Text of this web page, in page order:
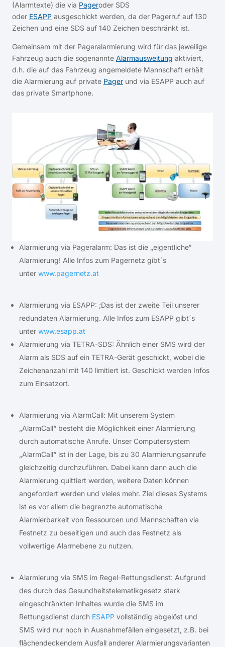
(Alarmtexte) die via Pageroder SDS
oder ESAPP ausgeschickt werden, da der Pagerruf auf 130
Zeichen und eine SDS auf 140 Zeichen beschränkt ist.
Gemeinsam mit der Pageralarmierung wird für das jeweilige
Fahrzeug auch die sogenannte Alarmausweitung aktiviert,
d.h. die auf das Fahrzeug angemeldete Mannschaft erhält
die Alarmierung auf private Pager und via ESAPP auch auf
das private Smartphone.
Alarmierung via Pageralarm: Das ist die „eigentliche“
Alarmierung! Alle Infos zum Pagernetz gibt´s
unter www.pagernetz.at
Alarmierung via ESAPP: ;Das ist der zweite Teil unserer
redundaten Alarmierung. Alle Infos zum ESAPP gibt´s
unter www.esapp.at
Alarmierung via TETRA-SDS: Ähnlich einer SMS wird der
Alarm als SDS auf ein TETRA-Gerät geschickt, wobei die
Zeichenanzahl mit 140 limitiert ist. Geschickt werden Infos
zum Einsatzort.
Alarmierung via AlarmCall: Mit unserem System
„AlarmCall“ besteht die Möglichkeit einer Alarmierung
durch automatische Anrufe. Unser Computersystem
„AlarmCall“ ist in der Lage, bis zu 30 Alarmierungsanrufe
gleichzeitig durchzuführen. Dabei kann dann auch die
Alarmierung quittiert werden, weitere Daten können
angefordert werden und vieles mehr. Ziel dieses Systems
ist es vor allem die begrenzte automatische
Alarmierbarkeit von Ressourcen und Mannschaften via
Festnetz zu beseitigen und auch das Festnetz als
vollwertige Alarmebene zu nutzen.
Alarmierung via SMS im Regel-Rettungsdienst: Aufgrund
des durch das Gesundheitstelematikgesetz stark
eingeschränkten Inhaltes wurde die SMS im
Rettungsdienst durch ESAPP vollständig abgelöst und
SMS wird nur noch in Ausnahmefällen eingesetzt, z.B. bei
flächendeckendem Ausfall anderer Alarmierungsvarianten